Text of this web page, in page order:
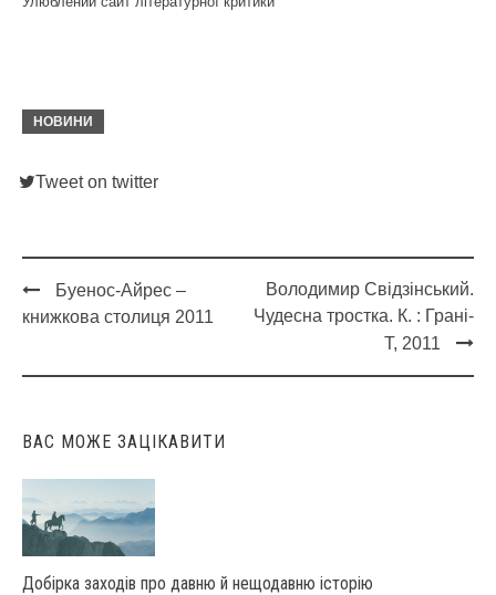
НОВИНИ
Tweet on twitter
Post
Буенос-Айрес –
книжкова столиця 2011
Володимир Свідзінський.
Чудесна тростка. К. : Грані-
Т, 2011
ВАС МОЖЕ ЗАЦІКАВИТИ
Добірка заходів про давню й нещодавню історію